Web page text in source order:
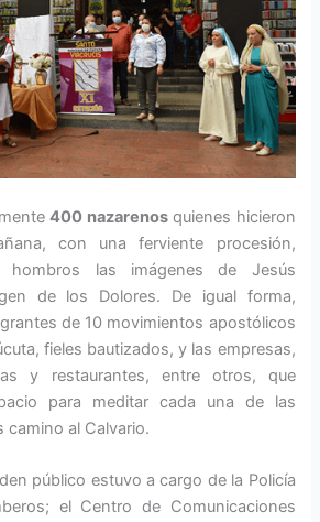
400 nazarenosquienes hicieron
con una ferviente procesión,
las imágenes de Jesús
de los Dolores. De igual forma,
de 10 movimientos apostólicos
fieles bautizados, y las empresas,
y restaurantes, entre otros, que
para meditar cada una de las
camino al Calvario.
público estuvo a cargo de la Policía
el Centro de Comunicaciones